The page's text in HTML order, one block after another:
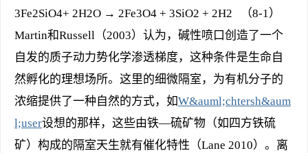
3Fe2SiO4+ 2H2O → 2Fe3O4 + 3SiO2 + 2H2 （8-1）
Martin和Russell（2003）认为，碱性喷口创造了一个
自发的质子动力势化学渗透梯度，这种条件是生命自
然孵化的理想场所。这里的细微隔室，为有机分子的
浓缩提供了一种自然的方式，如W&auml;chtersh&aum
l;user设想的那样，这些由铁—硫矿物（如四方铁硫
矿）构成的隔室天生就有催化特性（Lane 2010）。离